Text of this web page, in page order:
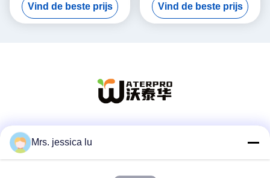
Compressor het Koelen
Vind de beste prijs
Desktopwater
Vind de beste prijs
Mrs. jessica lu